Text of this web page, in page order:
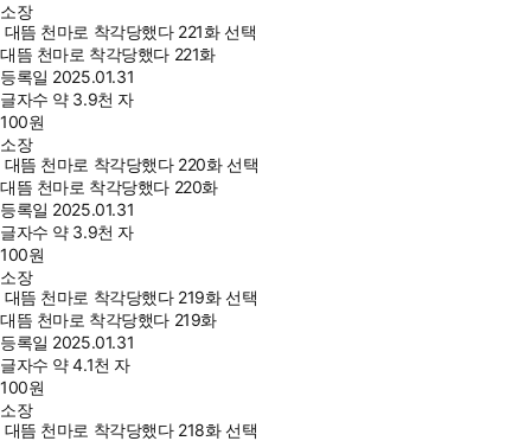
소장
대뜸 천마로 착각당했다 221화 선택
대뜸 천마로 착각당했다 221화
등록일 2025.01.31
글자수 약 3.9천 자
100원
소장
대뜸 천마로 착각당했다 220화 선택
대뜸 천마로 착각당했다 220화
등록일 2025.01.31
글자수 약 3.9천 자
100원
소장
대뜸 천마로 착각당했다 219화 선택
대뜸 천마로 착각당했다 219화
등록일 2025.01.31
글자수 약 4.1천 자
100원
소장
대뜸 천마로 착각당했다 218화 선택